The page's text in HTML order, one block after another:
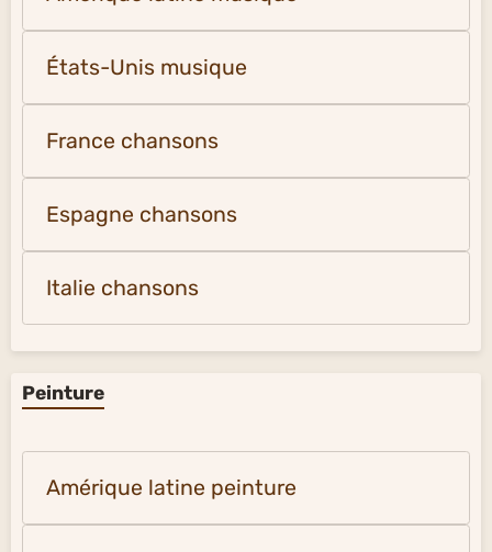
États-Unis musique
France chansons
Espagne chansons
Italie chansons
Peinture
Amérique latine peinture